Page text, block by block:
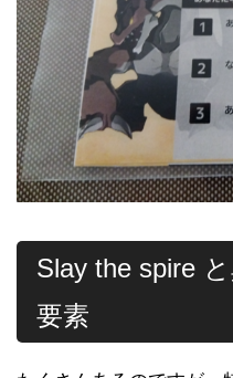
Slay the spire
要素